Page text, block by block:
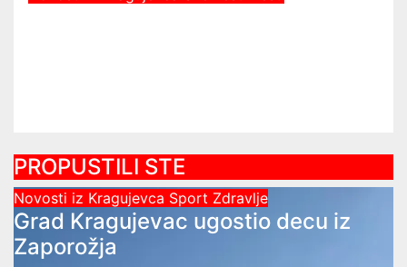
PROPUSTILI STE
Novosti iz Kragujevca Sport Zdravlje
Grad Kragujevac ugostio decu iz
Zaporožja